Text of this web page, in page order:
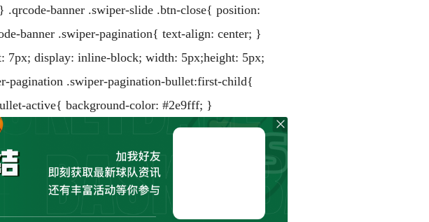
banner .swiper-slide .btn-close{ position:
banner .swiper-pagination{ text-align: center; }
7px; display: inline-block; width: 5px;height: 5px;
pagination .swiper-pagination-bullet:first-child{
active{ background-color: #2e9fff; }